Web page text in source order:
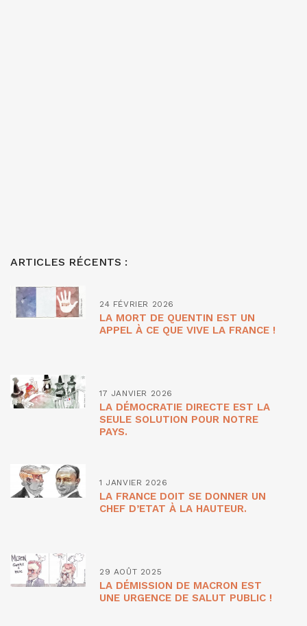
ARTICLES RÉCENTS :
24 FÉVRIER 2026
LA MORT DE QUENTIN EST UN
APPEL À CE QUE VIVE LA FRANCE !
17 JANVIER 2026
LA DÉMOCRATIE DIRECTE EST LA
SEULE SOLUTION POUR NOTRE
PAYS.
1 JANVIER 2026
LA FRANCE DOIT SE DONNER UN
CHEF D’ETAT À LA HAUTEUR.
29 AOÛT 2025
LA DÉMISSION DE MACRON EST
UNE URGENCE DE SALUT PUBLIC !